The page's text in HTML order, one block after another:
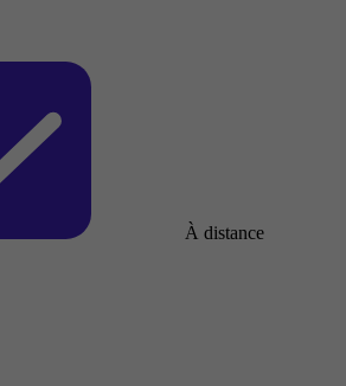
À distance